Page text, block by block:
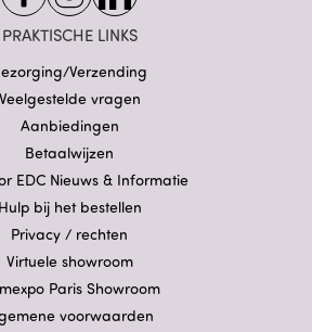
PRAKTISCHE LINKS
Verzending
Veelgestelde vragen
Aanbiedingen
Betaalwijzen
EDC Nieuws & Informatie
Hulp bij het bestellen
Privacy / rechten
Virtuele showroom
Paris Showroom
voorwaarden